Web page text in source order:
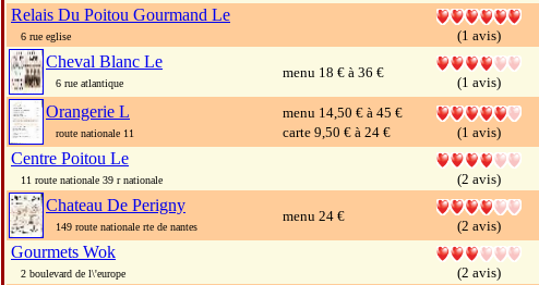
Relais Du Poitou Gourmand Le
6 rue eglise (1 avis)
Cheval Blanc Le
6 rue atlantique
menu 18 € à 36 €
(1 avis)
Orangerie L
route nationale 11
menu 14,50 € à 45 €
carte 9,50 € à 24 €
(1 avis)
Centre Poitou Le
11 route nationale 39 r nationale (2 avis)
Chateau De Perigny
149 route nationale rte de nantes
menu 24 €
(2 avis)
Gourmets Wok
2 boulevard de l\'europe (2 avis)